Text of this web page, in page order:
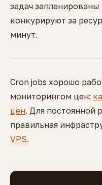
задач
конкурируют за
минут.
Cron jobs хорошо
мониторингом цен:
цен. Для постоянной
правильная
VPS.